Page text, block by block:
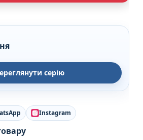
серію
Instagram